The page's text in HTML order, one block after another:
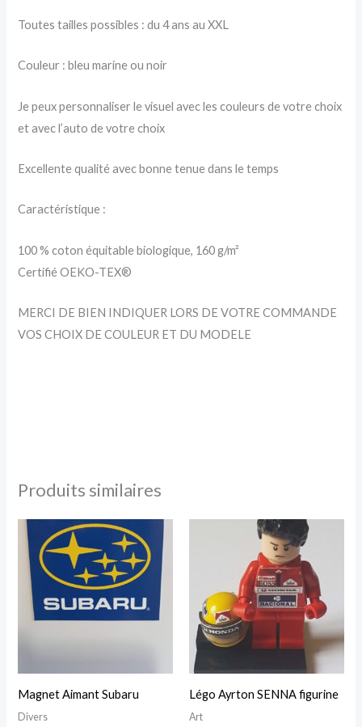
Toutes tailles possibles : du 4 ans au XXL
Couleur : bleu marine ou noir
Je peux personnaliser le visuel avec les couleurs de votre choix
et avec l’auto de votre choix
Excellente qualité avec bonne tenue dans le temps
Caractéristique :
100 % coton équitable biologique, 160 g/m²
Certifié OEKO-TEX®
MERCI DE BIEN INDIQUER LORS DE VOTRE COMMANDE
VOS CHOIX DE COULEUR ET DU MODELE
Produits similaires
Magnet Aimant Subaru
Divers
Légo Ayrton SENNA figurine
Art